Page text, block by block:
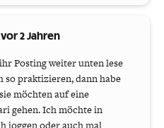
vor 2 Jahren
Posting weiter unten lese
so praktizieren, dann habe
möchten auf eine
gehen. Ich möchte in
joggen oder auch mal